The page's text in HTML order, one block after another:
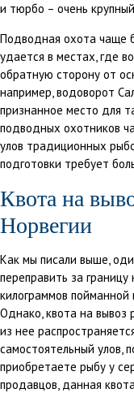
и тюрбо – очень
Подводная охота чаще
удается в местах, где
обратную сторону от
например, водоворот
признанное место для
подводных охотников
улов традиционных
подготовки требует
Квота на
Норвегии
Как мы писали выше,
переправить за границу
килограммов пойманной
Однако, квота на вывоз
из нее
самостоятельный улов,
приобретаете рыбу у
продавцов, данная